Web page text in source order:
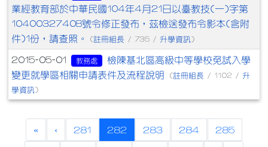
業經教育部於中華民國104年4月21日以臺教技(一)字第
1040032740B號令修正發布，茲檢送發布令影本(含附
件)1份，請查照。
(註冊組長 / 735 / 升學資訊 )
2015-05-01 教務處
檢陳基北區高級中等學校免試入學
變更就學區相關申請表件及流程說明
(註冊組長 / 1102 / 升
學資訊 )
« ‹ 281 282 (current)
283 284 285